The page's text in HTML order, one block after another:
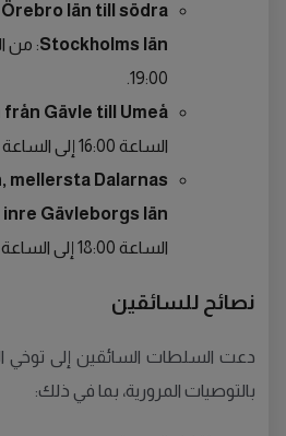
Örebro län till södra
Stockholms län
19:00.
Gävle till Umeå
الساعة 16:00 إلى الساعة 07:00 يوم 25 نوفمبر.
mellersta Dalarnas
inre Gävleborgs län
الساعة 18:00 إلى الساعة 08:00 يوم 25 نوفمبر.
نصائح للسائقين
دعت السلطات السائقين إلى توخي
بالتوصيات المرورية، بما في ذلك: